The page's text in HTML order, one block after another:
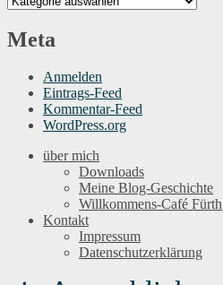
Meta
Anmelden
Eintrags-Feed
Kommentar-Feed
WordPress.org
über mich
Downloads
Meine Blog-Geschichte
Willkommens-Café Fürth
Kontakt
Impressum
Datenschutzerklärung